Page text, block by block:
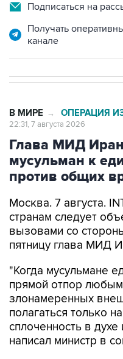
Подписаться на
Получать
канале
В МИРЕ → ОПЕРАЦИЯ
22:31, 7 августа 2026
Глава МИД
мусульман к
против общих
Москва. 7 августа.
странам следует
вызовами со
пятницу глава МИД
"Когда мусульмане
прямой отпор
злонамеренных
полагаться только
сплоченность в духе
написал министр в